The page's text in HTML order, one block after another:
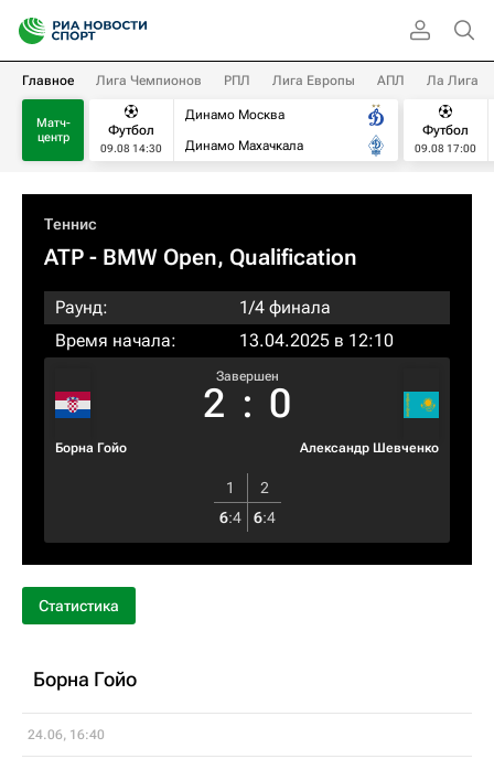
Главное Лига Чемпионов РПЛ Лига Европы АПЛ Ла Лига
Матч-
центр
Футбол
09.08 14:30
Динамо Москва
Динамо Махачкала
Футбол
09.08 17:00
Теннис
ATP - BMW Open, Qualification
Раунд:
1/4 финала
Время начала:
13.04.2025 в 12:10
Борна Гойо
Завершен
2 : 0
Александр Шевченко
1
2
6:4 6:4
Статистика
Борна Гойо
24.06, 16:40